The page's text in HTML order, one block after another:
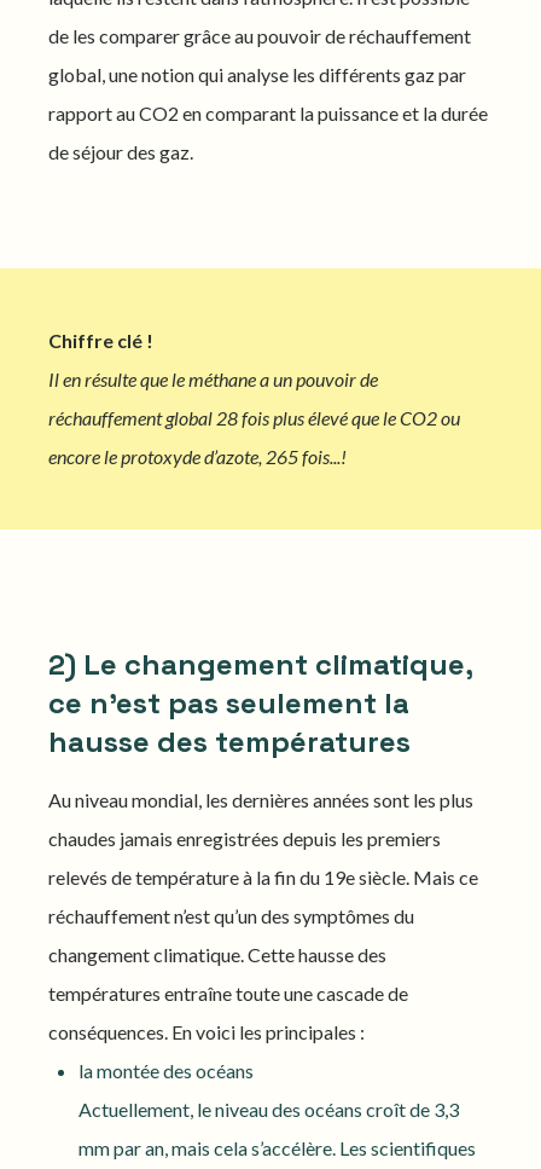
de les comparer grâce au pouvoir de réchauffement
global, une notion qui analyse les différents gaz par
rapport au CO2 en comparant la puissance et la durée
de séjour des gaz.
Chiffre clé !
Il en résulte que le méthane a un pouvoir de
réchauffement global 28 fois plus élevé que le CO2 ou
encore le protoxyde d’azote, 265 fois...!
2) Le changement climatique,
ce n’est pas seulement la
hausse des températures
Au niveau mondial, les dernières années sont les plus
chaudes jamais enregistrées depuis les premiers
relevés de température à la fin du 19e siècle. Mais ce
réchauffement n’est qu’un des symptômes du
changement climatique. Cette hausse des
températures entraîne toute une cascade de
conséquences. En voici les principales :
la montée des océans
Actuellement, le niveau des océans croît de 3,3
mm par an, mais cela s’accélère. Les scientifiques